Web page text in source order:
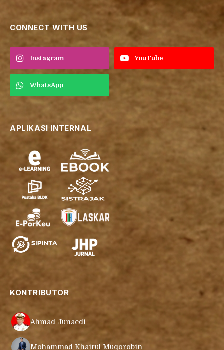
CONNECT WITH US
Instagram YouTube
WhatsApp
APLIKASI INTERNAL
KONTRIBUTOR
Ahmad Junaedi
Mohammad Khairul Muqorobin